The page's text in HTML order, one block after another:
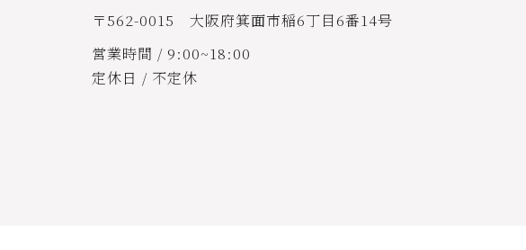
〒562-0015 大阪府箕面市稲6丁目6番14号
営業時間 / 9:00~18:00
定休日 / 不定休